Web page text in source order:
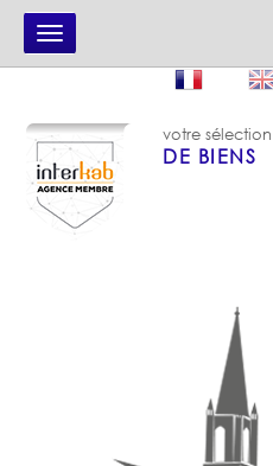
votre sélection
DE BIENS